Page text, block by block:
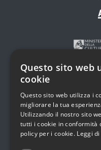
Questo sito web
cookie
Questo sito web utilizza i
migliorare la tua
Utilizzando il nostro sito
tutti i cookie in conformità
policy per i cookie. Leggi